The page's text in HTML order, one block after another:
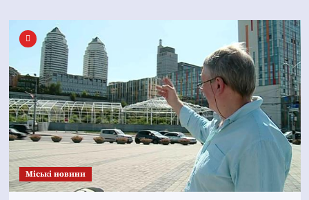
Mіські новини